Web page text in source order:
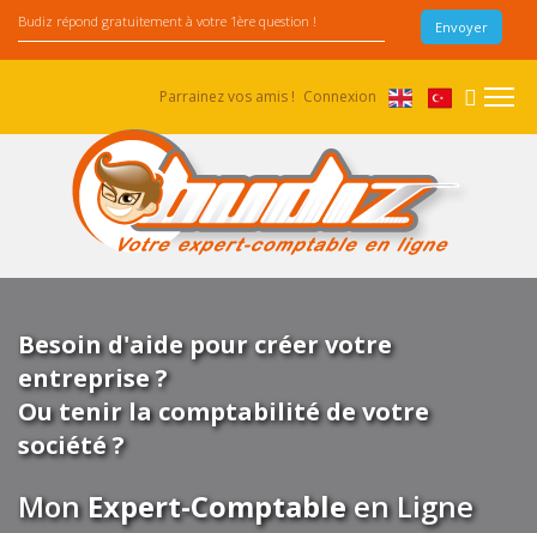
Parrainez vos amis ! Connexion
Besoin d'aide pour créer votre
entreprise ?
Ou tenir la comptabilité de votre
société ?
MonExpert-Comptableen Ligne